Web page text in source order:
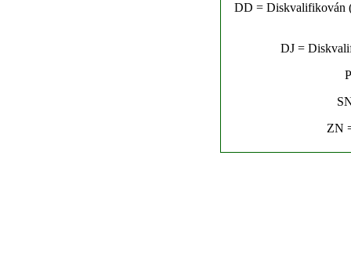
DD = Diskvalifikován
DJ =
ZN